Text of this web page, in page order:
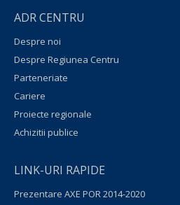
ADR CENTRU
Despre noi
Despre Regiunea Centru
Parteneriate
Cariere
Proiecte regionale
Achizitii publice
LINK-URI RAPIDE
Prezentare AXE POR 2014-2020